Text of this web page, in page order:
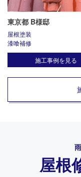
東京都 B様邸
屋根塗装
漆喰補修
施工事例を見る
屋根